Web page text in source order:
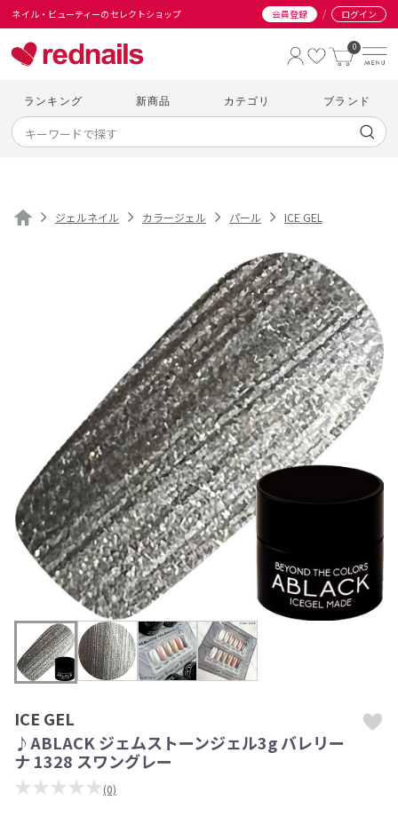
ネイル・ビューティーのセレクトショップ 会員登録 / ログイン
0
ランキング 新商品 カテゴリ ブランド
ジェルネイル カラージェル パール ICE GEL
ICE GEL
♪ABLACK ジェムストーンジェル3g バレリー
ナ 1328 スワングレー
★★★★★ (0)